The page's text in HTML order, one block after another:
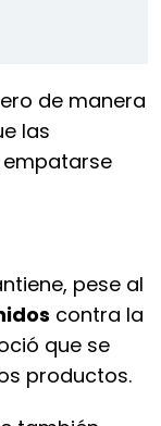
de manera
las
pese al
contra la
que se
productos.